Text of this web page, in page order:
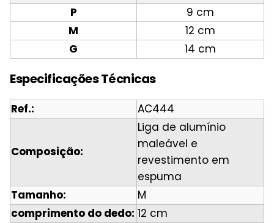
P
9 cm
M
12 cm
G
14 cm
Especificações Técnicas
Ref.: AC444
Composição:
Liga de alumínio
maleável e
revestimento em
espuma
Tamanho:
M
comprimento do dedo: 12 cm